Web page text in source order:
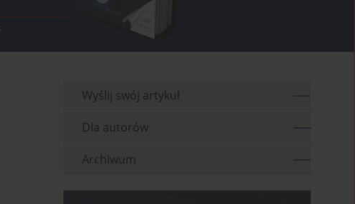
Wyślij swój artykuł
Dla autorów
Archiwum